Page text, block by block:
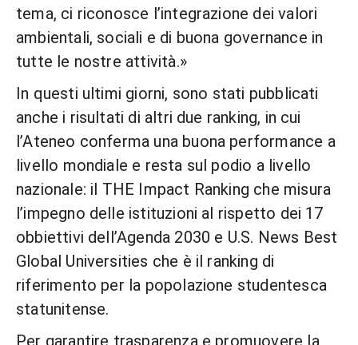
tema, ci riconosce l’integrazione dei valori
ambientali, sociali e di buona governance in
tutte le nostre attività.»
In questi ultimi giorni, sono stati pubblicati
anche i risultati di altri due ranking, in cui
l’Ateneo conferma una buona performance a
livello mondiale e resta sul podio a livello
nazionale: il THE Impact Ranking che misura
l’impegno delle istituzioni al rispetto dei 17
obbiettivi dell’Agenda 2030 e U.S. News Best
Global Universities che è il ranking di
riferimento per la popolazione studentesca
statunitense.
Per garantire trasparenza e promuovere la